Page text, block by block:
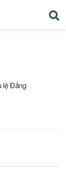
lệ Đảng